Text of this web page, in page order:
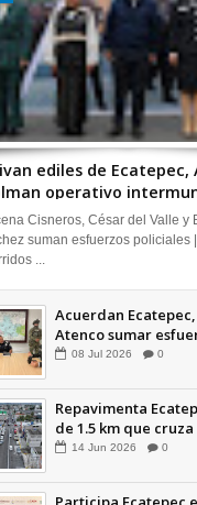
ediles de Ecatepec,
operativo
Cisneros, César del Valle y
suman esfuerzos policiales
...
Acuerdan
Atenco sumar
seguridad
08 Jul 2026 0
Repavimenta
de 1.5 km que
comunidades +Video
14 Jun 2026 0